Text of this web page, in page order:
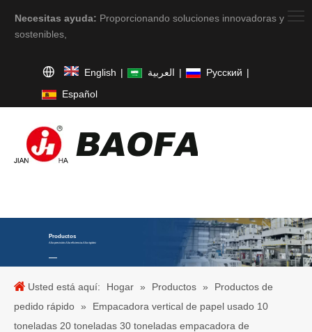
Necesitas ayuda: Proporcionando soluciones innovadoras y
sostenibles,
English | العربية | Pусский |
Español
Productos
Alta precisión.Alta eficiencia.Alta rigidez
Usted está aquí: Hogar » Productos »
Productos de
pedido rápido »
Empacadora vertical de papel usado 10
toneladas 20 toneladas 30 toneladas empacadora de